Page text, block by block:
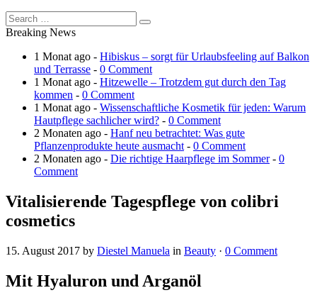
Breaking News
1 Monat ago - Hibiskus – sorgt für Urlaubsfeeling auf Balkon
und Terrasse - 0 Comment
1 Monat ago - Hitzewelle – Trotzdem gut durch den Tag
kommen - 0 Comment
1 Monat ago - Wissenschaftliche Kosmetik für jeden: Warum
Hautpflege sachlicher wird? - 0 Comment
2 Monaten ago - Hanf neu betrachtet: Was gute
Pflanzenprodukte heute ausmacht - 0 Comment
2 Monaten ago - Die richtige Haarpflege im Sommer- 0
Comment
Vitalisierende Tagespflege von colibri
cosmetics
15. August 2017 by Diestel Manuela in Beauty · 0 Comment
Mit Hyaluron und Arganöl